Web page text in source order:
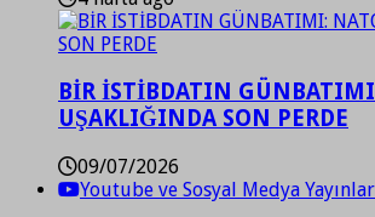
BİR İSTİBDATIN
UŞAKLIĞINDA SON PERDE
09/07/2026
Youtube ve Sosyal Medya